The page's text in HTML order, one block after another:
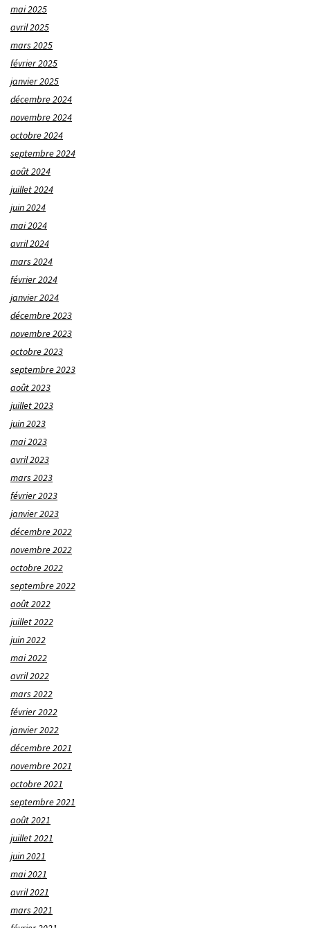
mai 2025
avril 2025
mars 2025
février 2025
janvier 2025
décembre 2024
novembre 2024
octobre 2024
septembre 2024
août 2024
juillet 2024
juin 2024
mai 2024
avril 2024
mars 2024
février 2024
janvier 2024
décembre 2023
novembre 2023
octobre 2023
septembre 2023
août 2023
juillet 2023
juin 2023
mai 2023
avril 2023
mars 2023
février 2023
janvier 2023
décembre 2022
novembre 2022
octobre 2022
septembre 2022
août 2022
juillet 2022
juin 2022
mai 2022
avril 2022
mars 2022
février 2022
janvier 2022
décembre 2021
novembre 2021
octobre 2021
septembre 2021
août 2021
juillet 2021
juin 2021
mai 2021
avril 2021
mars 2021